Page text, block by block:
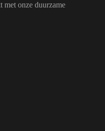
met onze duurzame